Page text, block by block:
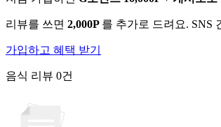
리뷰를 쓰면 2,000P 를 추가로 드려요. SNS
가입하고 혜택 받기
음식 리뷰 0건